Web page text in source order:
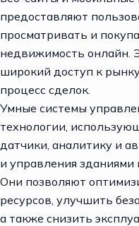
предоставляют
просматривать и
недвижимость онлайн.
широкий доступ к
процесс сделок.
Умные системы
технологии,
датчики, аналитику и
и управления
Они позволяют
ресурсов, улучшить
а также снизить